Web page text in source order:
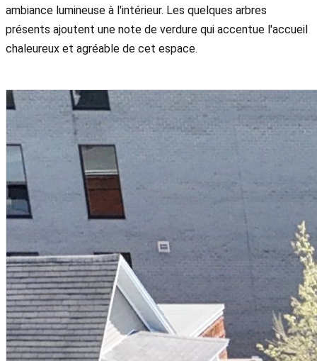
ambiance lumineuse à l'intérieur. Les quelques arbres
présents ajoutent une note de verdure qui accentue l'accueil
chaleureux et agréable de cet espace.